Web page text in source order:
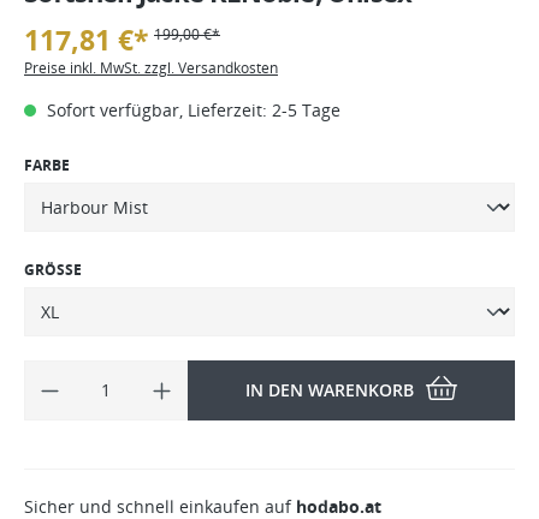
117,81 €* 199,00 €*
Preise inkl. MwSt. zzgl. Versandkosten
Sofort verfügbar, Lieferzeit: 2-5 Tage
FARBE
GRÖSSE
IN DEN WARENKORB
Sicher und schnell einkaufen auf hodabo.at